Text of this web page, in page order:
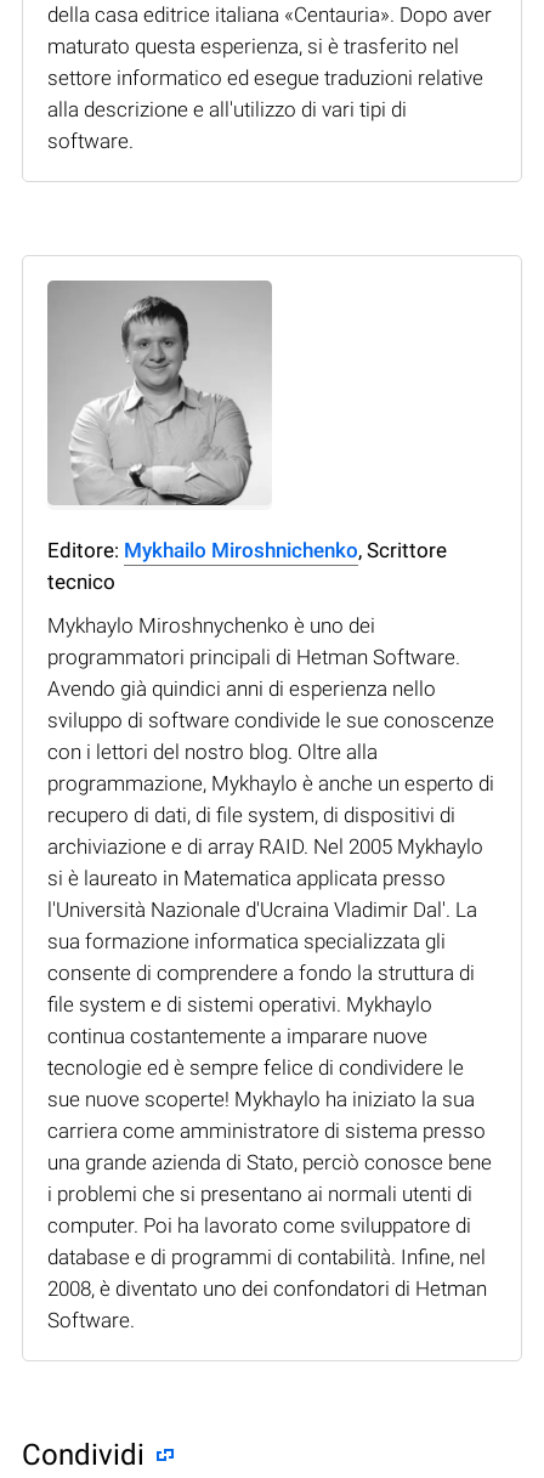
della casa editrice italiana «Centauria». Dopo aver
maturato questa esperienza, si è trasferito nel
settore informatico ed esegue traduzioni relative
alla descrizione e all'utilizzo di vari tipi di
software.
Editore: Mykhailo Miroshnichenko, Scrittore
tecnico
Mykhaylo Miroshnychenko è uno dei
programmatori principali di Hetman Software.
Avendo già quindici anni di esperienza nello
sviluppo di software condivide le sue conoscenze
con i lettori del nostro blog. Oltre alla
programmazione, Mykhaylo è anche un esperto di
recupero di dati, di file system, di dispositivi di
archiviazione e di array RAID. Nel 2005 Mykhaylo
si è laureato in Matematica applicata presso
l'Università Nazionale d'Ucraina Vladimir Dal'. La
sua formazione informatica specializzata gli
consente di comprendere a fondo la struttura di
file system e di sistemi operativi. Mykhaylo
continua costantemente a imparare nuove
tecnologie ed è sempre felice di condividere le
sue nuove scoperte! Mykhaylo ha iniziato la sua
carriera come amministratore di sistema presso
una grande azienda di Stato, perciò conosce bene
i problemi che si presentano ai normali utenti di
computer. Poi ha lavorato come sviluppatore di
database e di programmi di contabilità. Infine, nel
2008, è diventato uno dei confondatori di Hetman
Software.
Condividi